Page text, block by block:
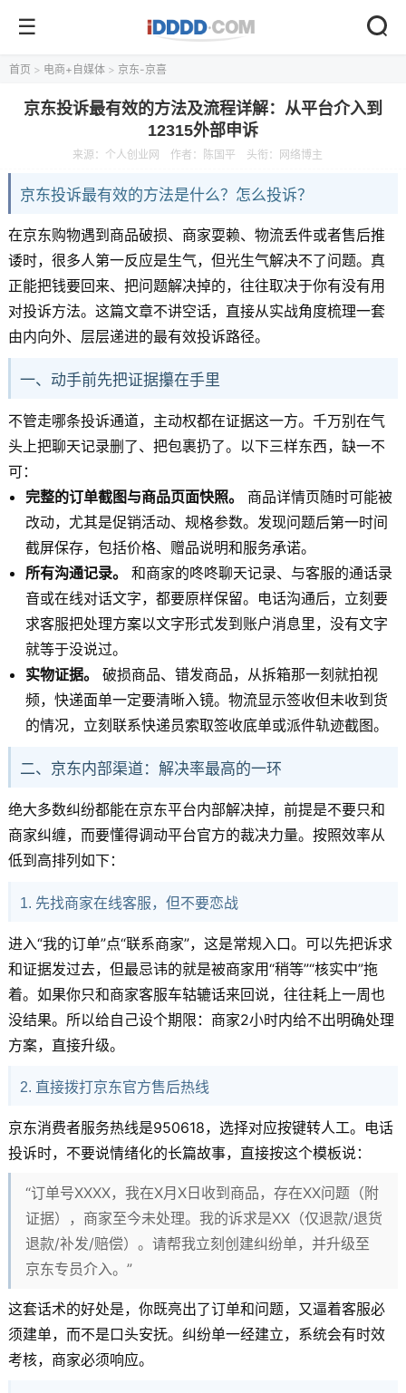
首页 > 电商+自媒体 > 京东-京喜
京东投诉最有效的方法及流程详解：从平台介入到
12315外部申诉
来源： 个人创业网 作者：陈国平 头衔：网络博主
京东投诉最有效的方法是什么？怎么投诉？
在京东购物遇到商品破损、商家耍赖、物流丢件或者售后推
诿时，很多人第一反应是生气，但光生气解决不了问题。真
正能把钱要回来、把问题解决掉的，往往取决于你有没有用
对投诉方法。这篇文章不讲空话，直接从实战角度梳理一套
由内向外、层层递进的最有效投诉路径。
一、动手前先把证据攥在手里
不管走哪条投诉通道，主动权都在证据这一方。千万别在气
头上把聊天记录删了、把包裹扔了。以下三样东西，缺一不
可：
完整的订单截图与商品页面快照。
商品详情页随时可能被
改动，尤其是促销活动、规格参数。发现问题后第一时间
截屏保存，包括价格、赠品说明和服务承诺。
所有沟通记录。
和商家的咚咚聊天记录、与客服的通话录
音或在线对话文字，都要原样保留。电话沟通后，立刻要
求客服把处理方案以文字形式发到账户消息里，没有文字
就等于没说过。
实物证据。
破损商品、错发商品，从拆箱那一刻就拍视
频，快递面单一定要清晰入镜。物流显示签收但未收到货
的情况，立刻联系快递员索取签收底单或派件轨迹截图。
二、京东内部渠道：解决率最高的一环
绝大多数纠纷都能在京东平台内部解决掉，前提是不要只和
商家纠缠，而要懂得调动平台官方的裁决力量。按照效率从
低到高排列如下：
1. 先找商家在线客服，但不要恋战
进入“我的订单”点“联系商家”，这是常规入口。可以先把诉求
和证据发过去，但最忌讳的就是被商家用“稍等”“核实中”拖
着。如果你只和商家客服车轱辘话来回说，往往耗上一周也
没结果。所以给自己设个期限：商家2小时内给不出明确处理
方案，直接升级。
2. 直接拨打京东官方售后热线
京东消费者服务热线是950618，选择对应按键转人工。电话
投诉时，不要说情绪化的长篇故事，直接按这个模板说：
“订单号XXXX，我在X月X日收到商品，存在XX问题（附
证据），商家至今未处理。我的诉求是XX（仅退款/退货
退款/补发/赔偿）。请帮我立刻创建纠纷单，并升级至
京东专员介入。”
这套话术的好处是，你既亮出了订单和问题，又逼着客服必
须建单，而不是口头安抚。纠纷单一经建立，系统会有时效
考核，商家必须响应。